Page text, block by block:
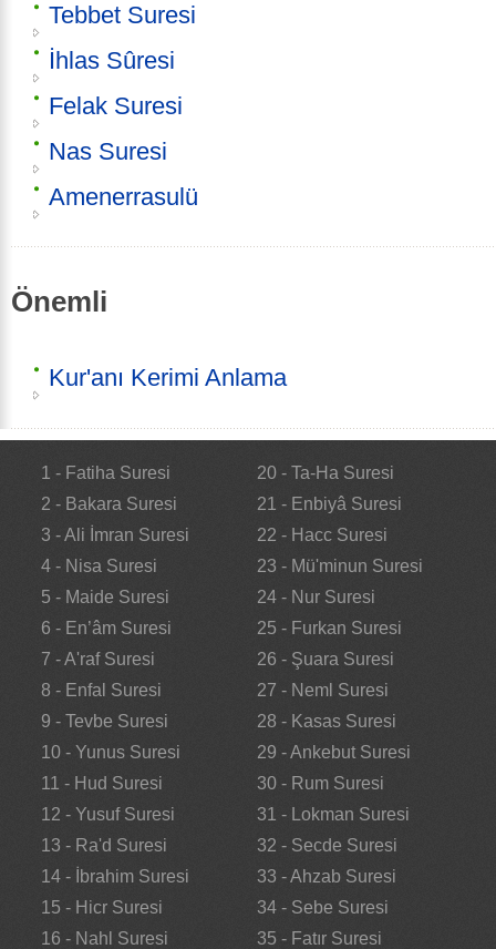
Tebbet Suresi
İhlas Sûresi
Felak Suresi
Nas Suresi
Amenerrasulü
Önemli
Kur'anı Kerimi Anlama
1 - Fatiha Suresi
2 - Bakara Suresi
3 - Ali İmran Suresi
4 - Nisa Suresi
5 - Maide Suresi
6 - En’âm Suresi
7 - A'raf Suresi
8 - Enfal Suresi
9 - Tevbe Suresi
10 - Yunus Suresi
11 - Hud Suresi
12 - Yusuf Suresi
13 - Ra'd Suresi
14 - İbrahim Suresi
15 - Hicr Suresi
16 - Nahl Suresi
20 - Ta-Ha Suresi
21 - Enbiyâ Suresi
22 - Hacc Suresi
23 - Mü'minun Suresi
24 - Nur Suresi
25 - Furkan Suresi
26 - Şuara Suresi
27 - Neml Suresi
28 - Kasas Suresi
29 - Ankebut Suresi
30 - Rum Suresi
31 - Lokman Suresi
32 - Secde Suresi
33 - Ahzab Suresi
34 - Sebe Suresi
35 - Fatır Suresi